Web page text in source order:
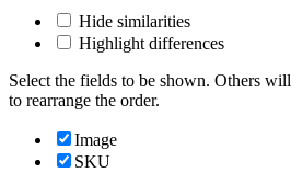
Hide similarities
Highlight differences
Select the fields to be shown. Others
to rearrange the order.
Image
SKU